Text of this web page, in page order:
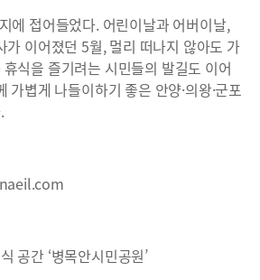
에 접어들었다. 어린이날과 어버이날,
가 이어졌던 5월, 멀리 떠나지 않아도 가
식을 즐기려는 시민들의 발길도 이어
가볍게 나들이하기 좋은 안양·의왕·군포
공간 ‘병목안시민공원’